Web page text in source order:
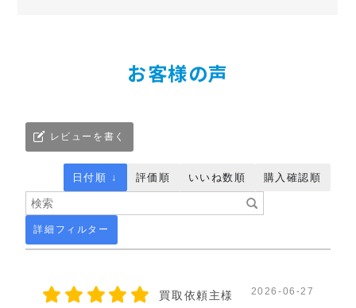
お客様の声
レビューを書く
詳細フィルター
日付順 ↓ 評価順 いいね数順 購入確認順
買取依頼主様 2026-06-27